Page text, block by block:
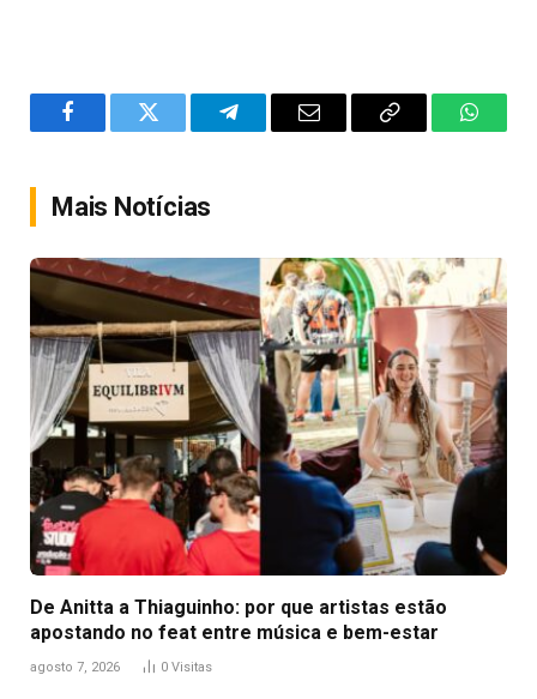
FacebookTwitter TelegramEmail
Copy
Mais Notícias
De Anitta a Thiaguinho: por que artistas estão
apostando no feat entre música e bem-estar
agosto 7, 2026 0 Visitas